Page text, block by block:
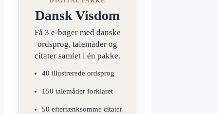
Dansk Visdom
Få 3 e-bøger med danske
ordsprog, talemåder og
citater samlet i én pakke.
40 illustrerede ordsprog
150 talemåder forklaret
50 eftertænksomme citater